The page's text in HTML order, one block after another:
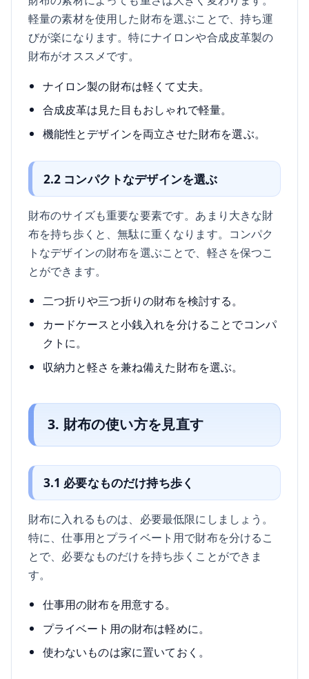
軽量の素材を使用した財布を選ぶことで、持ち運
びが楽になります。特にナイロンや合成皮革製の
財布がオススメです。
ナイロン製の財布は軽くて丈夫。
合成皮革は見た目もおしゃれで軽量。
機能性とデザインを両立させた財布を選ぶ。
2.2 コンパクトなデザインを選ぶ
財布のサイズも重要な要素です。あまり大きな財
布を持ち歩くと、無駄に重くなります。コンパク
トなデザインの財布を選ぶことで、軽さを保つこ
とができます。
二つ折りや三つ折りの財布を検討する。
カードケースと小銭入れを分けることでコンパ
クトに。
収納力と軽さを兼ね備えた財布を選ぶ。
3. 財布の使い方を見直す
3.1 必要なものだけ持ち歩く
財布に入れるものは、必要最低限にしましょう。
特に、仕事用とプライベート用で財布を分けるこ
とで、必要なものだけを持ち歩くことができま
す。
仕事用の財布を用意する。
プライベート用の財布は軽めに。
使わないものは家に置いておく。